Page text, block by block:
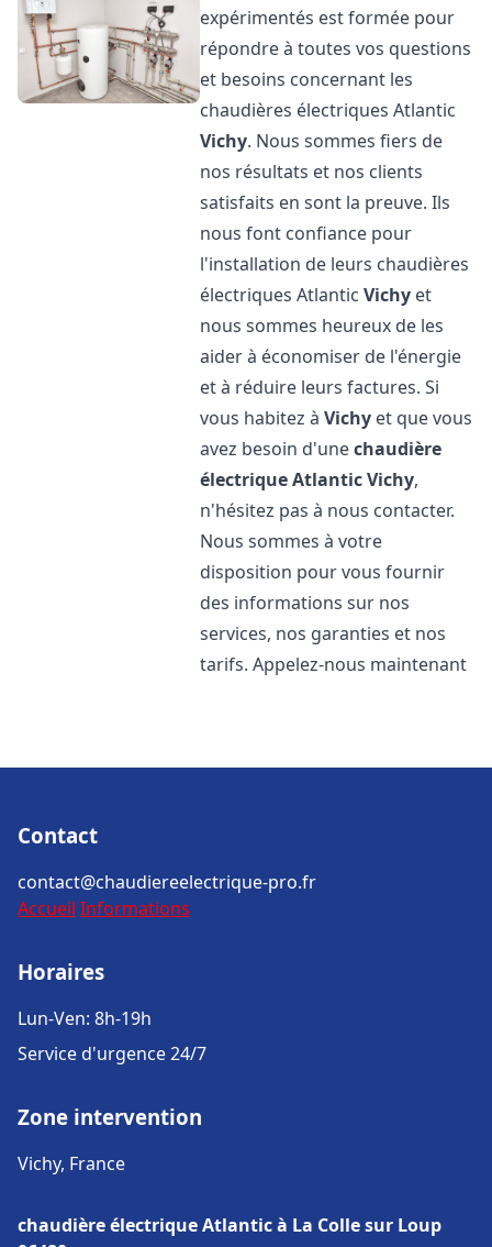
expérimentés est formée pour
répondre à toutes vos questions
et besoins concernant les
chaudières électriques Atlantic
Vichy. Nous sommes fiers de
nos résultats et nos clients
satisfaits en sont la preuve. Ils
nous font confiance pour
l'installation de leurs chaudières
électriques AtlanticVichy et
nous sommes heureux de les
aider à économiser de l'énergie
et à réduire leurs factures. Si
vous habitez àVichy et que vous
avez besoin d'unechaudière
électrique AtlanticVichy,
n'hésitez pas à nous contacter.
Nous sommes à votre
disposition pour vous fournir
des informations sur nos
services, nos garanties et nos
tarifs. Appelez-nous maintenant
Contact
contact@chaudiereelectrique-pro.fr
Accueil Informations
Horaires
Lun-Ven: 8h-19h
Service d'urgence 24/7
Zone intervention
Vichy, France
chaudière électrique Atlantic à La Colle sur Loup